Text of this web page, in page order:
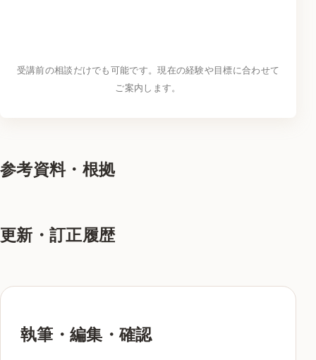
受講前の相談だけでも可能です。現在の経験や目標に合わせて
ご案内します。
参考資料・根拠
更新・訂正履歴
執筆・編集・確認